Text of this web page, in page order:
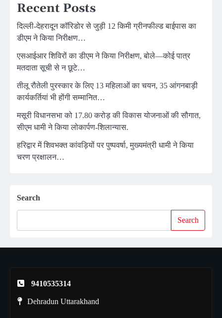
Recent Posts
दिल्ली-देहरादून कॉरिडोर से जुड़ी 12 किमी ग्रीनफील्ड बाईपास का
डीएम ने किया निरीक्षण…
एसआईआर शिविरों का डीएम ने किया निरीक्षण, बोले—कोई पात्र
मतदाता सूची से न छूटे…
तीलू रौतेली पुरस्कार के लिए 13 महिलाओं का चयन, 35 आंगनबाड़ी
कार्यकर्तियां भी होंगी सम्मानित…
मसूरी विधानसभा को 17.80 करोड़ की विकास योजनाओं की सौगात,
सीएम धामी ने किया लोकार्पण-शिलान्यास.
हरिद्वार में शिवभक्त कांवड़ियों पर पुष्पवर्षा, मुख्यमंत्री धामी ने किया
चरण प्रक्षालन…
Search
Search
9410535314
Dehradun Uttarakhand